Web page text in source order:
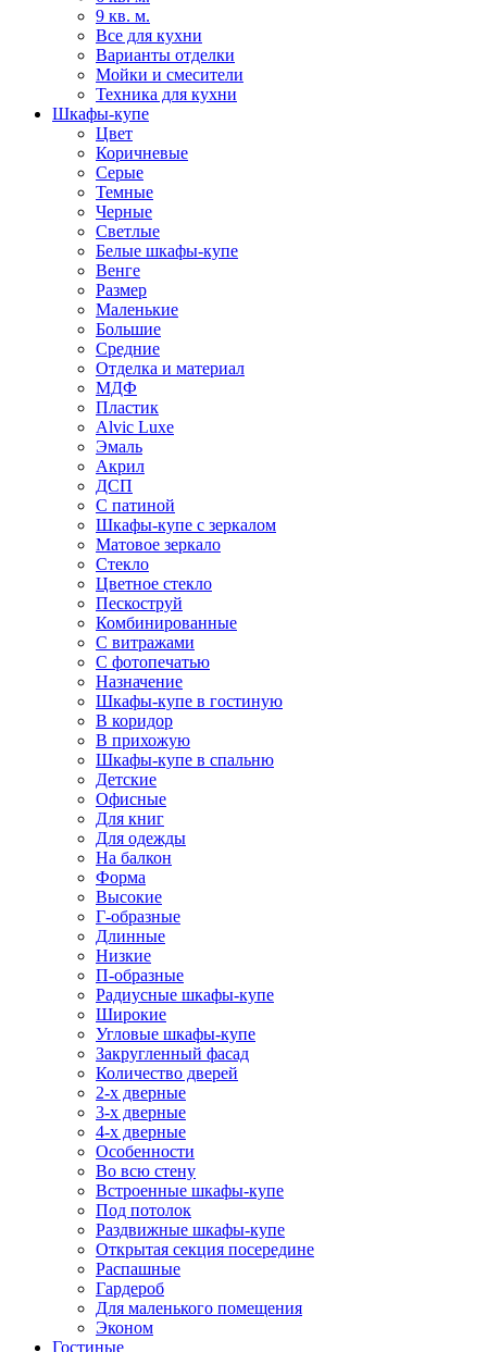
9 кв. м.
Все для кухни
Варианты отделки
Мойки и смесители
Техника для кухни
Шкафы-купе
Цвет
Коричневые
Серые
Темные
Черные
Светлые
Белые шкафы-купе
Венге
Размер
Маленькие
Большие
Средние
Отделка и материал
МДФ
Пластик
Alvic Luxe
Эмаль
Акрил
ДСП
С патиной
Шкафы-купе с зеркалом
Матовое зеркало
Стекло
Цветное стекло
Пескоструй
Комбинированные
С витражами
С фотопечатью
Назначение
Шкафы-купе в гостиную
В коридор
В прихожую
Шкафы-купе в спальню
Детские
Офисные
Для книг
Для одежды
На балкон
Форма
Высокие
Г-образные
Длинные
Низкие
П-образные
Радиусные шкафы-купе
Широкие
Угловые шкафы-купе
Закругленный фасад
Количество дверей
2-х дверные
3-х дверные
4-х дверные
Особенности
Во всю стену
Встроенные шкафы-купе
Под потолок
Раздвижные шкафы-купе
Открытая секция посередине
Распашные
Гардероб
Для маленького помещения
Эконом
Гостиные